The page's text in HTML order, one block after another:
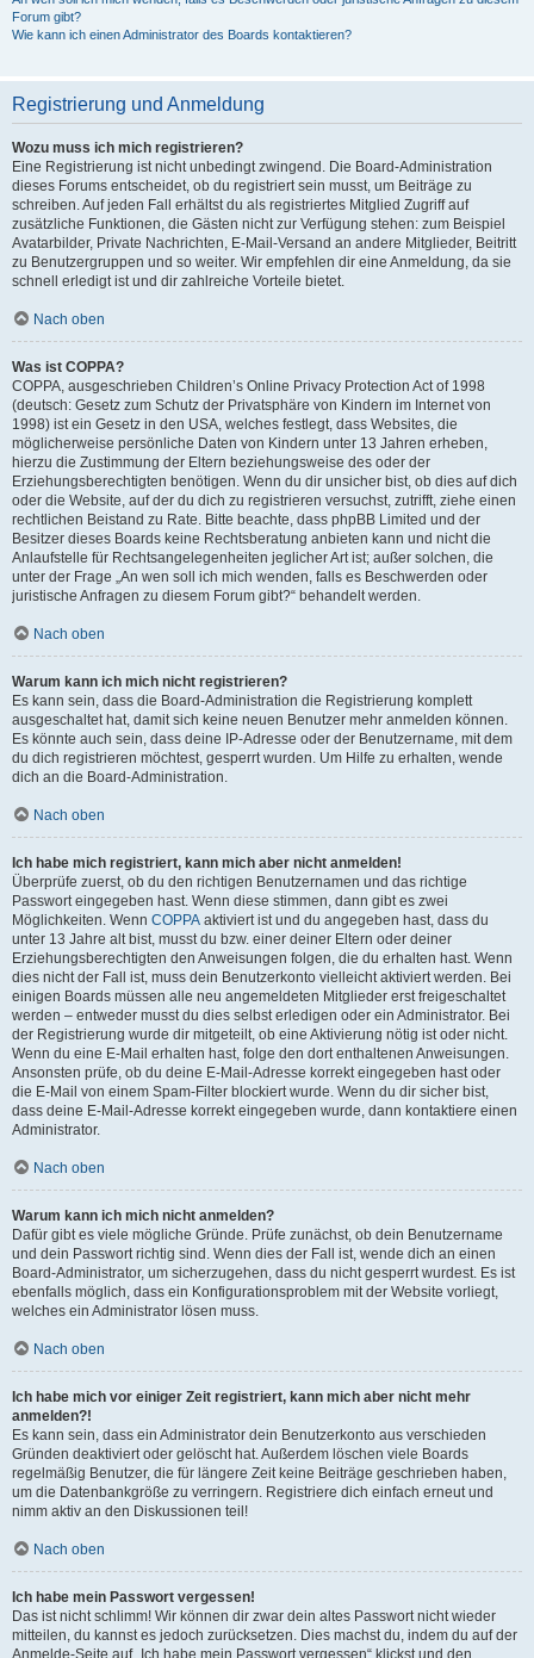
Forum gibt?
Wie kann ich einen Administrator des Boards kontaktieren?
Registrierung und Anmeldung
Wozu muss ich mich registrieren?
Eine Registrierung ist nicht unbedingt zwingend. Die Board-Administration
dieses Forums entscheidet, ob du registriert sein musst, um Beiträge zu
schreiben. Auf jeden Fall erhältst du als registriertes Mitglied Zugriff auf
zusätzliche Funktionen, die Gästen nicht zur Verfügung stehen: zum Beispiel
Avatarbilder, Private Nachrichten, E-Mail-Versand an andere Mitglieder, Beitritt
zu Benutzergruppen und so weiter. Wir empfehlen dir eine Anmeldung, da sie
schnell erledigt ist und dir zahlreiche Vorteile bietet.
Nach oben
Was ist COPPA?
COPPA, ausgeschrieben Children’s Online Privacy Protection Act of 1998
(deutsch: Gesetz zum Schutz der Privatsphäre von Kindern im Internet von
1998) ist ein Gesetz in den USA, welches festlegt, dass Websites, die
möglicherweise persönliche Daten von Kindern unter 13 Jahren erheben,
hierzu die Zustimmung der Eltern beziehungsweise des oder der
Erziehungsberechtigten benötigen. Wenn du dir unsicher bist, ob dies auf dich
oder die Website, auf der du dich zu registrieren versuchst, zutrifft, ziehe einen
rechtlichen Beistand zu Rate. Bitte beachte, dass phpBB Limited und der
Besitzer dieses Boards keine Rechtsberatung anbieten kann und nicht die
Anlaufstelle für Rechtsangelegenheiten jeglicher Art ist; außer solchen, die
unter der Frage „An wen soll ich mich wenden, falls es Beschwerden oder
juristische Anfragen zu diesem Forum gibt?“ behandelt werden.
Nach oben
Warum kann ich mich nicht registrieren?
Es kann sein, dass die Board-Administration die Registrierung komplett
ausgeschaltet hat, damit sich keine neuen Benutzer mehr anmelden können.
Es könnte auch sein, dass deine IP-Adresse oder der Benutzername, mit dem
du dich registrieren möchtest, gesperrt wurden. Um Hilfe zu erhalten, wende
dich an die Board-Administration.
Nach oben
Ich habe mich registriert, kann mich aber nicht anmelden!
Überprüfe zuerst, ob du den richtigen Benutzernamen und das richtige
Passwort eingegeben hast. Wenn diese stimmen, dann gibt es zwei
Möglichkeiten. Wenn COPPA aktiviert ist und du angegeben hast, dass du
unter 13 Jahre alt bist, musst du bzw. einer deiner Eltern oder deiner
Erziehungsberechtigten den Anweisungen folgen, die du erhalten hast. Wenn
dies nicht der Fall ist, muss dein Benutzerkonto vielleicht aktiviert werden. Bei
einigen Boards müssen alle neu angemeldeten Mitglieder erst freigeschaltet
werden – entweder musst du dies selbst erledigen oder ein Administrator. Bei
der Registrierung wurde dir mitgeteilt, ob eine Aktivierung nötig ist oder nicht.
Wenn du eine E-Mail erhalten hast, folge den dort enthaltenen Anweisungen.
Ansonsten prüfe, ob du deine E-Mail-Adresse korrekt eingegeben hast oder
die E-Mail von einem Spam-Filter blockiert wurde. Wenn du dir sicher bist,
dass deine E-Mail-Adresse korrekt eingegeben wurde, dann kontaktiere einen
Administrator.
Nach oben
Warum kann ich mich nicht anmelden?
Dafür gibt es viele mögliche Gründe. Prüfe zunächst, ob dein Benutzername
und dein Passwort richtig sind. Wenn dies der Fall ist, wende dich an einen
Board-Administrator, um sicherzugehen, dass du nicht gesperrt wurdest. Es ist
ebenfalls möglich, dass ein Konfigurationsproblem mit der Website vorliegt,
welches ein Administrator lösen muss.
Nach oben
Ich habe mich vor einiger Zeit registriert, kann mich aber nicht mehr
anmelden?!
Es kann sein, dass ein Administrator dein Benutzerkonto aus verschieden
Gründen deaktiviert oder gelöscht hat. Außerdem löschen viele Boards
regelmäßig Benutzer, die für längere Zeit keine Beiträge geschrieben haben,
um die Datenbankgröße zu verringern. Registriere dich einfach erneut und
nimm aktiv an den Diskussionen teil!
Nach oben
Ich habe mein Passwort vergessen!
Das ist nicht schlimm! Wir können dir zwar dein altes Passwort nicht wieder
mitteilen, du kannst es jedoch zurücksetzen. Dies machst du, indem du auf der
Anmelde-Seite auf „Ich habe mein Passwort vergessen“ klickst und den